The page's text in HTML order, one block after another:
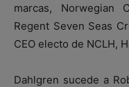
marcas, Norwegian
Regent Seven Seas
CEO electo de NCLH,
Dahlgren sucede a